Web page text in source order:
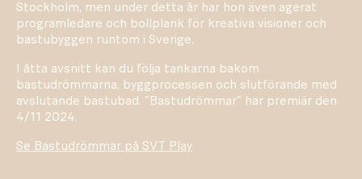
Stockholm, men under detta år har hon även agerat
programledare och bollplank för kreativa visioner och
bastubyggen runtom i Sverige.
I åtta avsnitt kan du följa tankarna bakom
bastudrömmarna, byggprocessen och slutförande med
avslutande bastubad. ”Bastudrömmar” har premiär den
4/11 2024.
Se Bastudrömmar på SVT Play